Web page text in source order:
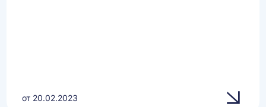
от 20.02.2023